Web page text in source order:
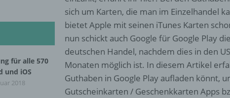
sich um Karten, die man im Einzelhandel
bietet Apple mit seinen iTunes Karten
nun schickt auch Google für Google Play
deutschen Handel, nachdem dies in den
Monaten möglich ist. In diesem Artikel
Guthaben in Google Play aufladen könnt,
Gutscheinkarten / Geschenkkarten Apps
für alle 570
und iOS
2018